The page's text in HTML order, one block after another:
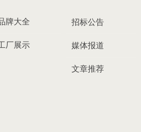
牌大全
厂展示
招标公告
媒体报道
文章推荐